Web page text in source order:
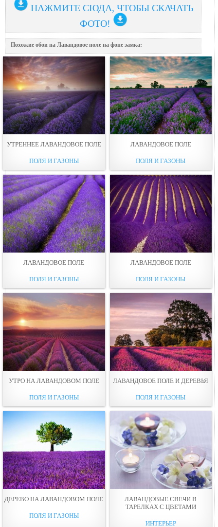
НАЖМИТЕ СЮДА, ЧТОБЫ СКАЧАТЬ
ФОТО!
Похожие обои на Лавандовое поле на фоне замка:
УТРЕННЕЕ ЛАВАНДОВОЕ ПОЛЕ
ПОЛЯ И ГАЗОНЫ
ЛАВАНДОВОЕ ПОЛЕ
ПОЛЯ И ГАЗОНЫ
ЛАВАНДОВОЕ ПОЛЕ
ПОЛЯ И ГАЗОНЫ
ЛАВАНДОВОЕ ПОЛЕ
ПОЛЯ И ГАЗОНЫ
УТРО НА ЛАВАНДОВОМ ПОЛЕ
ПОЛЯ И ГАЗОНЫ
ЛАВАНДОВОЕ ПОЛЕ И ДЕРЕВЬЯ
ПОЛЯ И ГАЗОНЫ
ДЕРЕВО НА ЛАВАНДОВОМ ПОЛЕ
ПОЛЯ И ГАЗОНЫ
ЛАВАНДОВЫЕ СВЕЧИ В
ТАРЕЛКАХ С ЦВЕТАМИ
ИНТЕРЬЕР